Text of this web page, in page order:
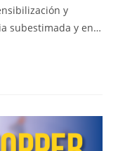
y
subestimada y en…